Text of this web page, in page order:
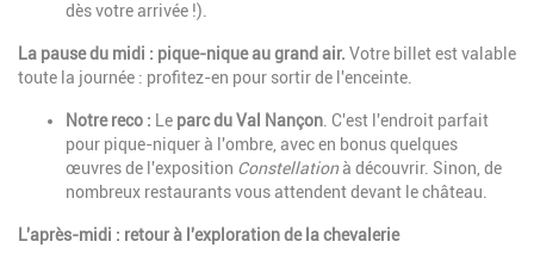
dès votre arrivée !).
La pause du midi : pique-nique au grand air. Votre billet est valable
toute la journée : profitez-en pour sortir de l'enceinte.
Notre reco : Le parc du Val Nançon . C'est l'endroit parfait
pour pique-niquer à l'ombre, avec en bonus quelques
œuvres de l'exposition Constellationà découvrir. Sinon, de
nombreux restaurants vous attendent devant le château.
L'après-midi : retour à l'exploration de la chevalerie